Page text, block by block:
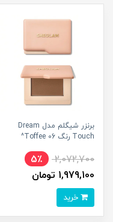
برنزر شیگلم مدل Dream
Touch رنگ 06 Toffee^
2,072,700
5٪
1,979,100 تومان